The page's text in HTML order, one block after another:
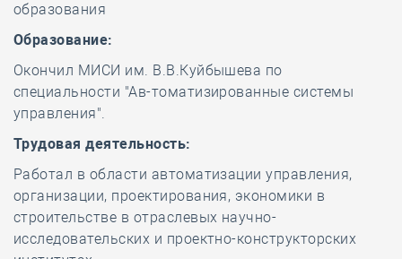
образования
Образование:
Окончил МИСИ им. В.В.Куйбышева по
специальности "Ав-томатизированные системы
управления".
Трудовая деятельность:
Работал в области автоматизации управления,
организации, проектирования, экономики в
строительстве в отраслевых научно-
исследовательских и проектно-конструкторских